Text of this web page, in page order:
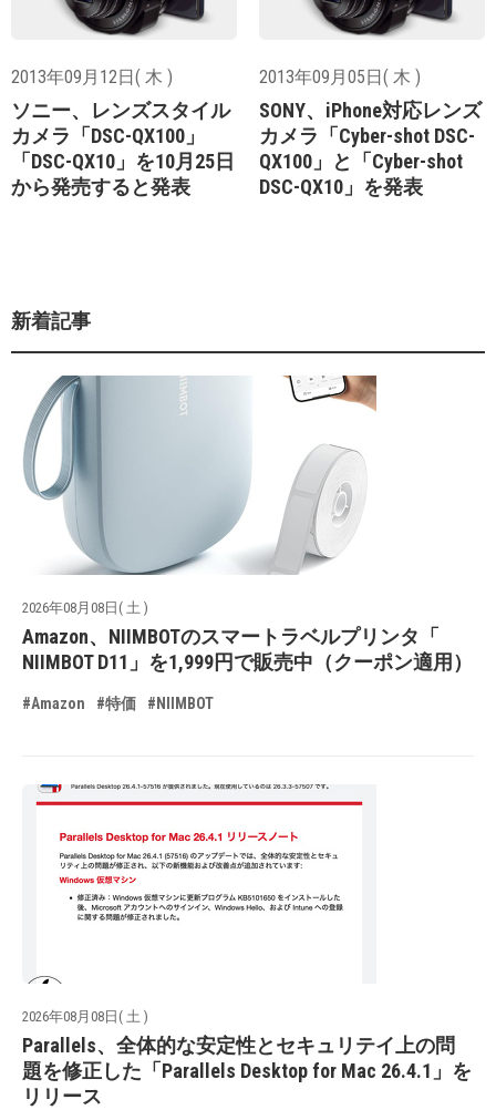
2013年09月12日( 木 )
ソニー、レンズスタイル
カメラ「DSC-QX100」
「DSC-QX10」を10月25日
から発売すると発表
2013年09月05日( 木 )
SONY、iPhone対応レンズ
カメラ「Cyber-shot DSC-
QX100」と「Cyber-shot
DSC-QX10」を発表
新着記事
2026年08月08日( 土 )
Amazon、NIIMBOTのスマートラベルプリンタ「
NIIMBOT D11」を1,999円で販売中（クーポン適用）
#Amazon #特価 #NIIMBOT
2026年08月08日( 土 )
Parallels、全体的な安定性とセキュリテイ上の問
題を修正した「Parallels Desktop for Mac 26.4.1」を
リリース